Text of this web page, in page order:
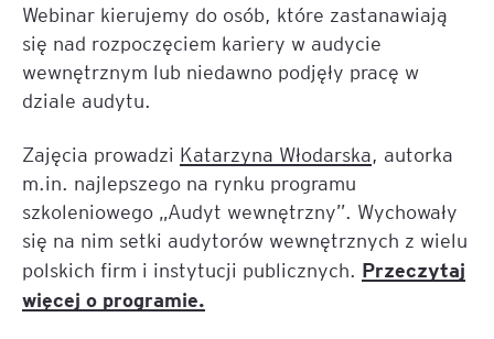
Webinar kierujemy do osób, które zastanawiają
się nad rozpoczęciem kariery w audycie
wewnętrznym lub niedawno podjęły pracę w
dziale audytu.
Zajęcia prowadzi Katarzyna Włodarska, autorka
m.in. najlepszego na rynku programu
szkoleniowego „Audyt wewnętrzny”. Wychowały
się na nim setki audytorów wewnętrznych z wielu
polskich firm i instytucji publicznych. Przeczytaj
więcej o programie.